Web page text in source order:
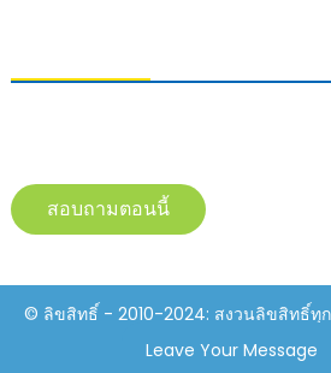
สอบถามตอนนี้
© ลิขสิทธิ์ - 2010-2024: สงวนลิขสิทธิ์ทุ
แผนผังเว็บไซต์
Leave Your Message